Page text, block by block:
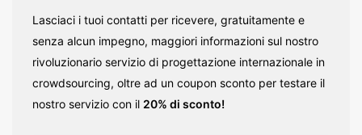
Lasciaci i tuoi contatti per ricevere, gratuitamente e
senza alcun impegno, maggiori informazioni sul nostro
rivoluzionario servizio di progettazione internazionale in
crowdsourcing, oltre ad un coupon sconto per testare il
nostro servizio con il 20% di sconto!